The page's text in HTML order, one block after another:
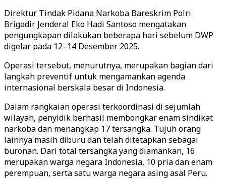
Direktur Tindak Pidana Narkoba Bareskrim Polri
Brigadir Jenderal Eko Hadi Santoso mengatakan
pengungkapan dilakukan beberapa hari sebelum DWP
digelar pada 12–14 Desember 2025.
Operasi tersebut, menurutnya, merupakan bagian dari
langkah preventif untuk mengamankan agenda
internasional berskala besar di Indonesia.
Dalam rangkaian operasi terkoordinasi di sejumlah
wilayah, penyidik berhasil membongkar enam sindikat
narkoba dan menangkap 17 tersangka. Tujuh orang
lainnya masih diburu dan telah ditetapkan sebagai
buronan. Dari total tersangka yang diamankan, 16
merupakan warga negara Indonesia, 10 pria dan enam
perempuan, serta satu warga negara asing asal Peru.